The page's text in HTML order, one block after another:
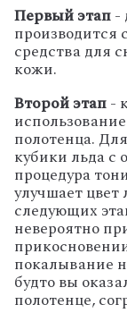
Первый этап-
производится
средства для
кожи.
Второй этап-
полотенца.
кубики льда с
процедура
улучшает цвет
следующих
невероятно
покалывание
будто вы
полотенце,